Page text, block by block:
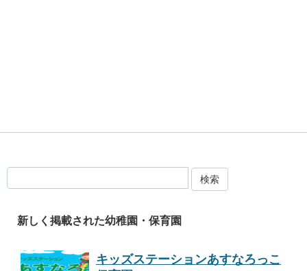
検索
新しく掲載された幼稚園・保育園
キッズステーションあすなろっこ